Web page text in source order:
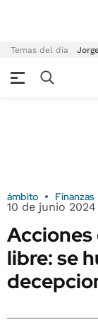
Temas del día
ámbito Finanzas
10 de junio
Acciones
libre: se